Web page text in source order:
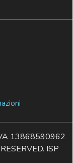
13868590962
ISP